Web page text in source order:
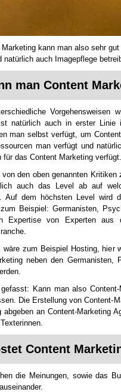
Marketing kann man also sehr
natürlich auch Imagepflege
man Content
Vorgehensweisen
natürlich auch in erster Linie
man selbst verfügt, um
man verfügt und
für das Content Marketing verfügt.
von den oben genannten
auch das Level ab auf
Auf dem höchsten Level wird
Beispiel: Germanisten,
Expertise von Experten aus
wäre zum Beispiel Hosting, hier
neben den Germanisten,
Kann man also
Die Erstellung von Content-
abgeben an Content-Marketing
Content
die Meinungen, sowie das